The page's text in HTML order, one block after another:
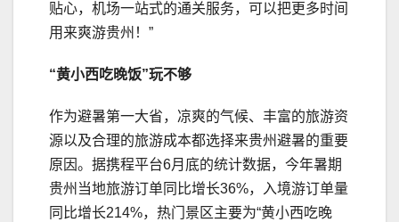
贴心，机场一站式的通关服务，可以把更多时间
用来爽游贵州！”
“黄小西吃晚饭”玩不够
作为避暑第一大省，凉爽的气候、丰富的旅游资
源以及合理的旅游成本都选择来贵州避暑的重要
原因。据携程平台6月底的统计数据，今年暑期
贵州当地旅游订单同比增长36%，入境游订单量
同比增长214%，热门景区主要为“黄小西吃晚